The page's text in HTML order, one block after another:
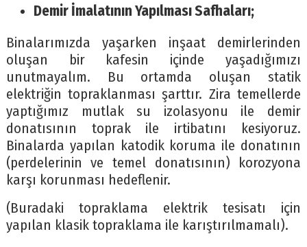
Demir İmalatının Yapılması Safhaları;
Binalarımızda yaşarken inşaat demirlerinden
oluşan bir kafesin içinde yaşadığımızı
unutmayalım. Bu ortamda oluşan statik
elektriğin topraklanması şarttır. Zira temellerde
yaptığımız mutlak su izolasyonu ile demir
donatısının toprak ile irtibatını kesiyoruz.
Binalarda yapılan katodik koruma ile donatının
(perdelerinin ve temel donatısının) korozyona
karşı korunması hedeflenir.
(Buradaki topraklama elektrik tesisatı için
yapılan klasik topraklama ile karıştırılmamalı).